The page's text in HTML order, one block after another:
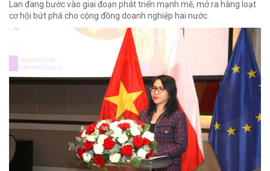
Lan đang bước vào giai đoạn phát triển mạnh mẽ, mở ra hàng loạt
cơ hội bứt phá cho cộng đồng doanh nghiệp hai nước.